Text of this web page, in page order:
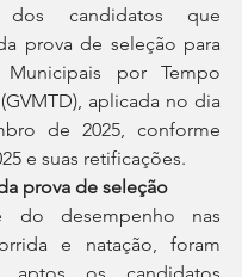
dos candidatos que
prova de seleção para
Municipais por Tempo
aplicada no dia
de 2025, conforme
e suas retificações.
prova de seleção
do desempenho nas
e natação, foram